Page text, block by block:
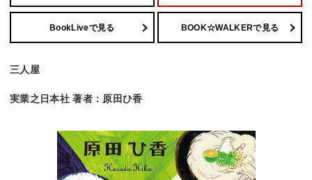
BookLiveで見る BOOK☆WALKERで見る
三人屋
実業之日本社 著者：原田ひ香